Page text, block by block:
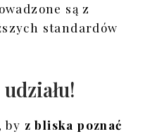
są z
standardów
by z bliska poznać